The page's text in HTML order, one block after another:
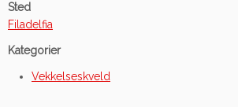
Sted
Filadelfia
Kategorier
Vekkelseskveld